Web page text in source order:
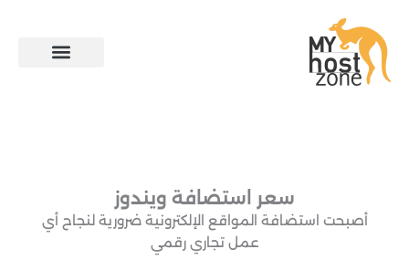
المحتوى
سعر استضافة ويندوز
أصبحت استضافة المواقع الإلكترونية ضرورية لنجاح أي
عمل تجاري رقمي